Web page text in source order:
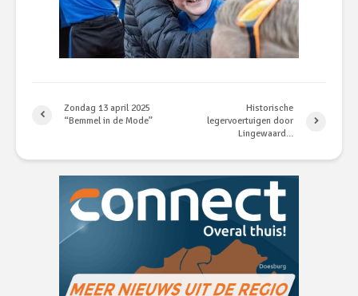
Zondag 13 april 2025
“Bemmel in de Mode”
Historische
legervoertuigen door
Lingewaard…